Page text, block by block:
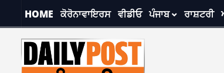
HOME ਕੋਰੋਨਾਵਾਇਰਸ ਵੀਡੀਓ ਪੰਜਾਬ ਰਾਸ਼ਟਰੀ